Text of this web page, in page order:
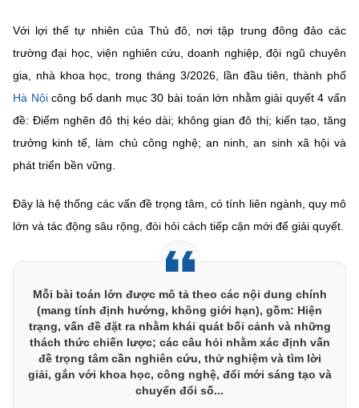
Vietnamese English
BỘ KHOA HỌC VÀ CÔNG NGHỆ
MINISTRY OF SCIENCE AND TECHNOLOGY
Điều khoản sử dụng
Chịu trách nhiệm nội dung: Nguyễn Thị Hải Hằng
Giám đốc Trung tâm Truyền thông Khoa học và Công nghệ.
Địa chỉ: Ban Biên tập Cổng TTĐT - 18 Nguyễn Du, TP. Hà Nội
Điện thoại: 024 3936 9506
Email:stc@mst.gov.vn
©2026 Bản quyền thuộc Bộ Khoa Học và Công Nghệ
(Ghi rõ nguồn "https://mst.gov.vn" khi phát hành lại thông tin từ
website này)
Với lợi thế tự nhiên của Thủ đô, nơi tập trung đông đảo các
trường đại học, viện nghiên cứu, doanh nghiệp, đội ngũ chuyên
gia, nhà khoa học, trong tháng 3/2026, lần đầu tiên, thành phố
Hà Nộicông bố danh mục 30 bài toán lớn nhằm giải quyết 4 vấn
đề: Điểm nghẽn đô thị kéo dài; không gian đô thị; kiến tạo, tăng
trưởng kinh tế, làm chủ công nghệ; an ninh, an sinh xã hội và
phát triển bền vững.
Đây là hệ thống các vấn đề trọng tâm, có tính liên ngành, quy mô
lớn và tác động sâu rộng, đòi hỏi cách tiếp cận mới để giải quyết.
Mỗi bài toán lớn được mô tả theo các nội dung chính
(mang tính định hướng, không giới hạn), gồm: Hiện
trạng, vấn đề đặt ra nhằm khái quát bối cảnh và những
thách thức chiến lược; các câu hỏi nhằm xác định vấn
đề trọng tâm cần nghiên cứu, thử nghiệm và tìm lời
giải, gắn với khoa học, công nghệ, đổi mới sáng tạo và
chuyển đổi số...